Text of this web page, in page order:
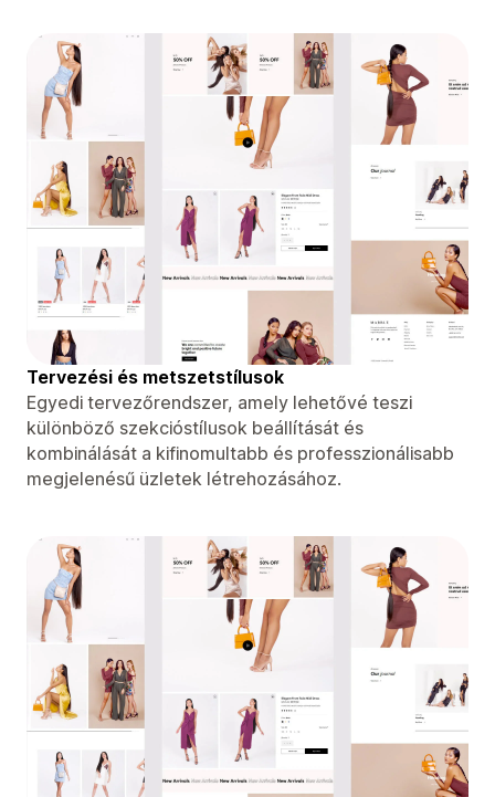
Tervezési és metszetstílusok
Egyedi tervezőrendszer, amely lehetővé teszi
különböző szekcióstílusok beállítását és
kombinálását a kifinomultabb és professzionálisabb
megjelenésű üzletek létrehozásához.